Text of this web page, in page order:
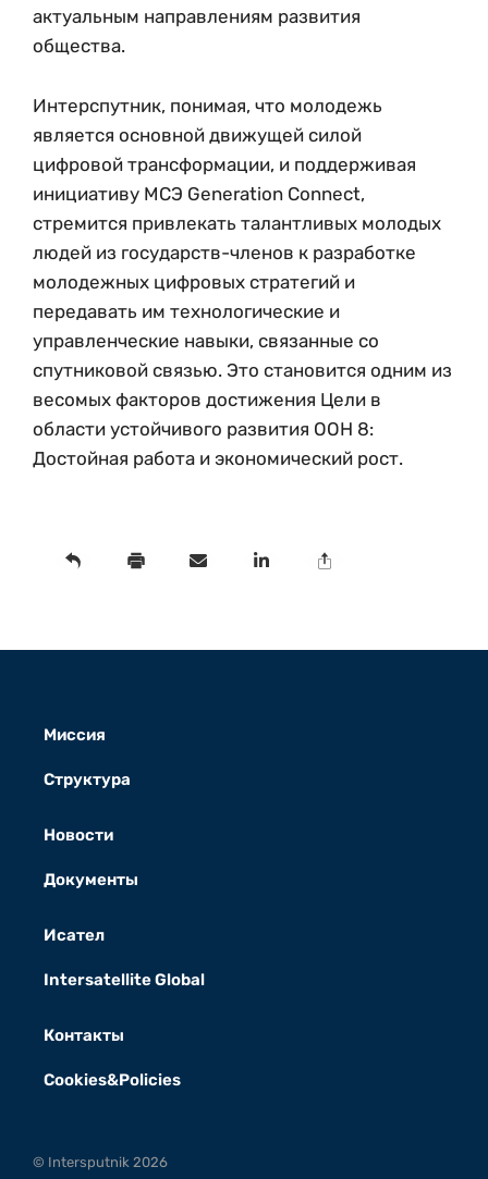
актуальным направлениям развития
общества.
Интерспутник, понимая, что молодежь
является основной движущей силой
цифровой трансформации, и поддерживая
инициативу МСЭ Generation Connect,
стремится привлекать талантливых молодых
людей из государств-членов к разработке
молодежных цифровых стратегий и
передавать им технологические и
управленческие навыки, связанные со
спутниковой связью. Это становится одним из
весомых факторов достижения Цели в
области устойчивого развития ООН 8:
Достойная работа и экономический рост.
Миссия
Структура
Новости
Документы
Исател
Intersatellite Global
Контакты
Cookies&Policies
© Intersputnik 2026